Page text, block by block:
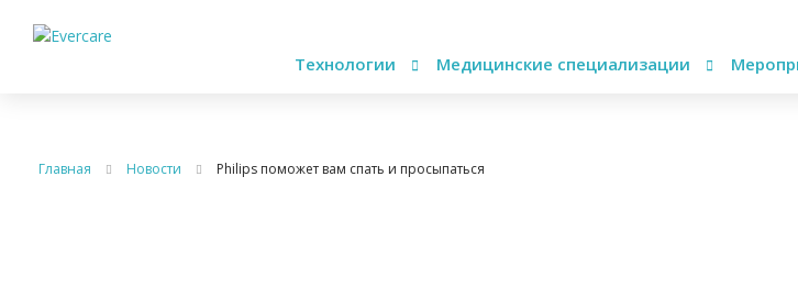
Технологии Медицинские специализации
Главная Новости Philips поможет вам спать и просыпаться